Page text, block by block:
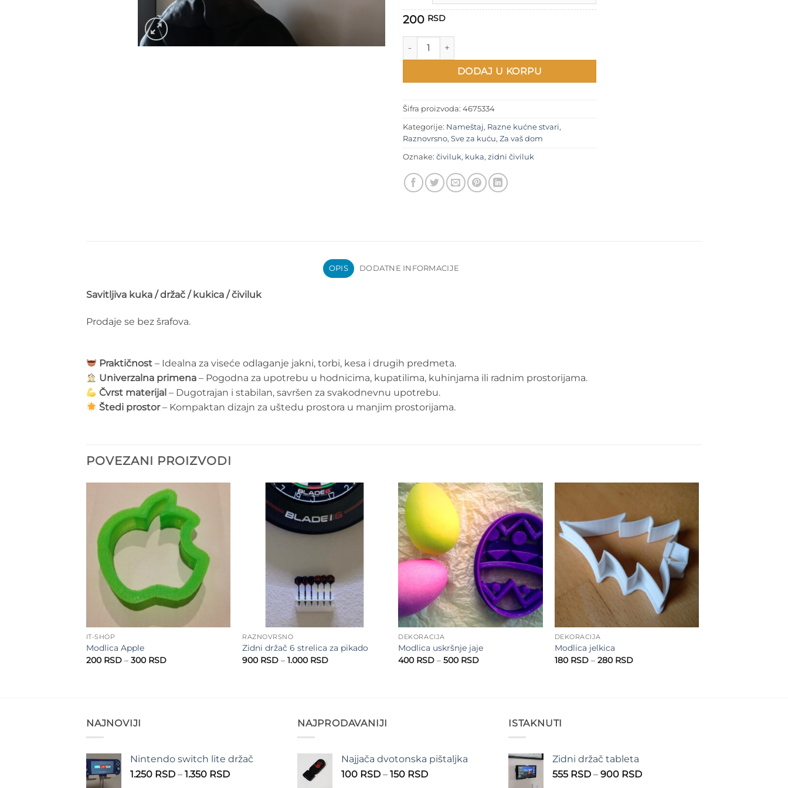
300 RSD
200 RSD
Savitljiva kuka - čiviluk količina
DODAJ U KORPU
Šifra proizvoda: 4675334
Kategorije: Nameštaj, Razne kućne stvari,
Raznovrsno, Sve za kuću, Za vaš dom
Oznake: čiviluk, kuka, zidni čiviluk
OPIS DODATNE INFORMACIJE
Savitljiva kuka / držač / kukica / čiviluk
Prodaje se bez šrafova.
Praktičnost – Idealna za viseće odlaganje jakni, torbi, kesa i drugih predmeta.
Univerzalna primena – Pogodna za upotrebu u hodnicima, kupatilima, kuhinjama ili radnim prostorijama.
Čvrst materijal – Dugotrajan i stabilan, savršen za svakodnevnu upotrebu.
Štedi prostor– Kompaktan dizajn za uštedu prostora u manjim prostorijama.
POVEZANI PROIZVODI
Add to
wishlist
IT-SHOP
Modlica Apple
200 RSD – 300 RSDRaspon
wishlist
RAZNOVRSNO
Zidni držač 6 strelica za pikado
900 RSD – 1.000 RSDRaspon
Add to
wishlist
DEKORACIJA
Modlica uskršnje jaje
400 RSD – 500 RSDRaspon
wishlist
DEKORACIJA
Modlica jelkica
180 RSD – 280 RSDRaspon
NAJNOVIJI
Nintendo switch lite držač
1.250 RSD – 1.350 RSDRaspon
NAJPRODAVANIJI
Najjača dvotonska pištaljka
100 RSD – 150 RSDRaspon
ISTAKNUTI
Zidni držač tableta
555 RSD – 900 RSDRaspon